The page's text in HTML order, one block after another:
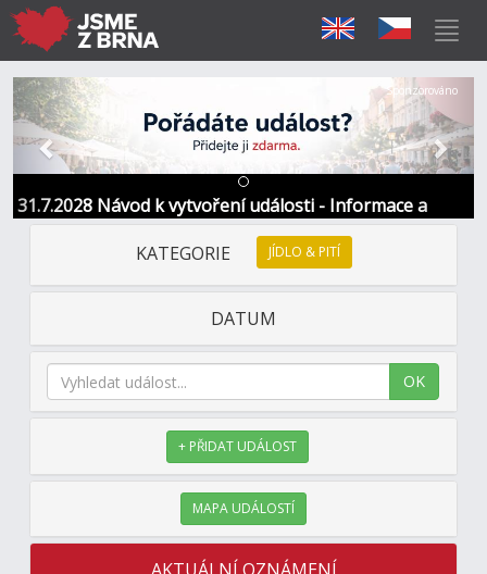
31.7.2028 Návod k vytvoření události - Informace a
kontakt
Předchozí Další
Sponzorováno
KATEGORIE JÍDLO & PITÍ
DATUM
OK
+ PŘIDAT UDÁLOST
MAPA UDÁLOSTÍ